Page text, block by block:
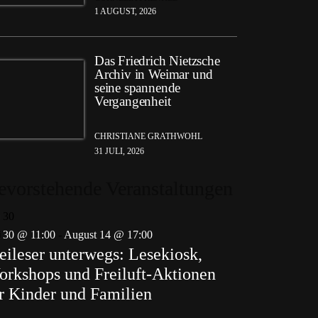
1 AUGUST, 2026
Das Friedrich Nietzsche
Archiv in Weimar und
seine spannende
Vergangenheit
CHRISTIANE GRATHWOHL
31 JULI, 2026
30 @ 11:00
August 14 @ 17:00
unterwegs: Lesekiosk,
und Freiluft-Aktionen
Kinder und Familien